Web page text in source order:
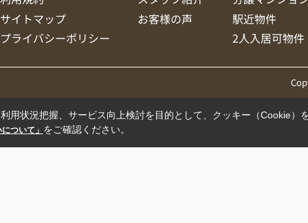
サイトマップ
お客様の声
駅近物件
プライバシーポリシー
2人入居可物件
用状況把握、サービス向上検討を目的として、クッキー（Cookie）
ついて」 をご確認ください。